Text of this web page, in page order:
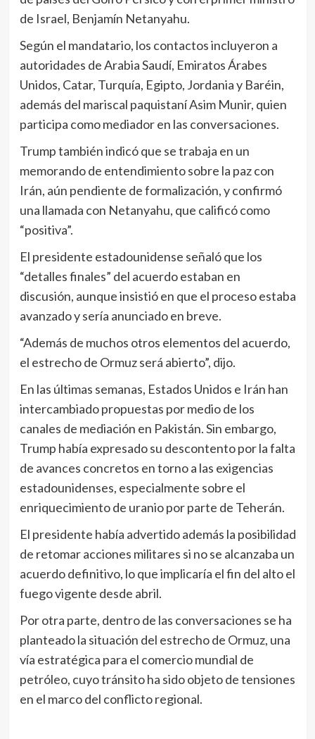
de Israel, Benjamín Netanyahu.
Según el mandatario, los contactos incluyeron a
autoridades de Arabia Saudí, Emiratos Árabes
Unidos, Catar, Turquía, Egipto, Jordania y Baréin,
además del mariscal paquistaní Asim Munir, quien
participa como mediador en las conversaciones.
Trump también indicó que se trabaja en un
memorando de entendimiento sobre la paz con
Irán, aún pendiente de formalización, y confirmó
una llamada con Netanyahu, que calificó como
“positiva”.
El presidente estadounidense señaló que los
“detalles finales” del acuerdo estaban en
discusión, aunque insistió en que el proceso estaba
avanzado y sería anunciado en breve.
“Además de muchos otros elementos del acuerdo,
el estrecho de Ormuz será abierto”, dijo.
En las últimas semanas, Estados Unidos e Irán han
intercambiado propuestas por medio de los
canales de mediación en Pakistán. Sin embargo,
Trump había expresado su descontento por la falta
de avances concretos en torno a las exigencias
estadounidenses, especialmente sobre el
enriquecimiento de uranio por parte de Teherán.
El presidente había advertido además la posibilidad
de retomar acciones militares si no se alcanzaba un
acuerdo definitivo, lo que implicaría el fin del alto el
fuego vigente desde abril.
Por otra parte, dentro de las conversaciones se ha
planteado la situación del estrecho de Ormuz, una
vía estratégica para el comercio mundial de
petróleo, cuyo tránsito ha sido objeto de tensiones
en el marco del conflicto regional.